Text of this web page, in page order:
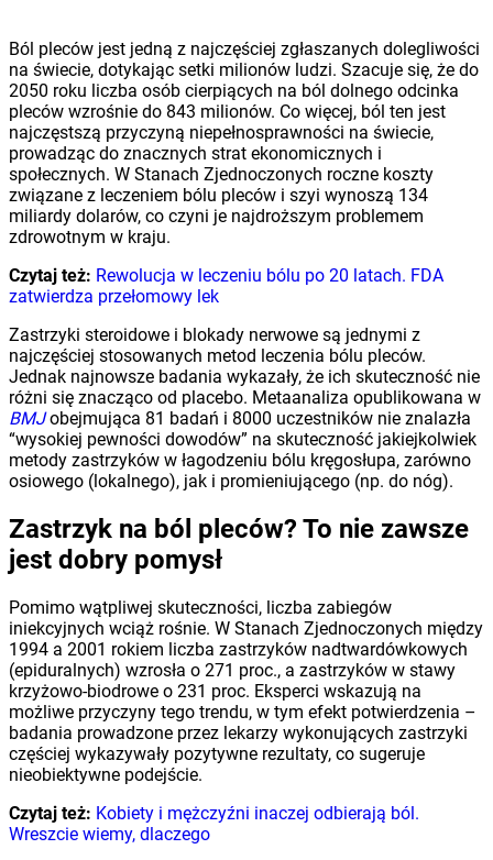
Ból pleców jest jedną z najczęściej zgłaszanych dolegliwości
na świecie, dotykając setki milionów ludzi. Szacuje się, że do
2050 roku liczba osób cierpiących na ból dolnego odcinka
pleców wzrośnie do 843 milionów. Co więcej, ból ten jest
najczęstszą przyczyną niepełnosprawności na świecie,
prowadząc do znacznych strat ekonomicznych i
społecznych. W Stanach Zjednoczonych roczne koszty
związane z leczeniem bólu pleców i szyi wynoszą 134
miliardy dolarów, co czyni je najdroższym problemem
zdrowotnym w kraju.
Czytaj też: Rewolucja w leczeniu bólu po 20 latach. FDA
zatwierdza przełomowy lek
Zastrzyki steroidowe i blokady nerwowe są jednymi z
najczęściej stosowanych metod leczenia bólu pleców.
Jednak najnowsze badania wykazały, że ich skuteczność nie
różni się znacząco od placebo. Metaanaliza opublikowana w
BMJobejmująca 81 badań i 8000 uczestników nie znalazła
“wysokiej pewności dowodów” na skuteczność jakiejkolwiek
metody zastrzyków w łagodzeniu bólu kręgosłupa, zarówno
osiowego (lokalnego), jak i promieniującego (np. do nóg).
Zastrzyk na ból pleców? To nie zawsze
jest dobry pomysł
Pomimo wątpliwej skuteczności, liczba zabiegów
iniekcyjnych wciąż rośnie. W Stanach Zjednoczonych między
1994 a 2001 rokiem liczba zastrzyków nadtwardówkowych
(epiduralnych) wzrosła o 271 proc., a zastrzyków w stawy
krzyżowo-biodrowe o 231 proc. Eksperci wskazują na
możliwe przyczyny tego trendu, w tym efekt potwierdzenia –
badania prowadzone przez lekarzy wykonujących zastrzyki
częściej wykazywały pozytywne rezultaty, co sugeruje
nieobiektywne podejście.
Czytaj też: Kobiety i mężczyźni inaczej odbierają ból.
Wreszcie wiemy, dlaczego